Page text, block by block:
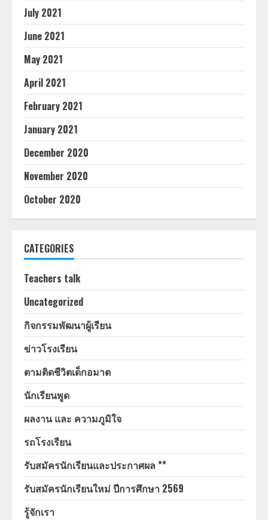
July 2021
June 2021
May 2021
April 2021
February 2021
January 2021
December 2020
November 2020
October 2020
CATEGORIES
Teachers talk
Uncategorized
กิจกรรมพัฒนาผู้เรียน
ข่าวโรงเรียน
ตามติดชีวิตเด็กอมาต
นักเรียนพูด
ผลงาน และ ความภูมิใจ
รถโรงเรียน
รับสมัครนักเรียนและประกาศผล **
รับสมัครนักเรียนใหม่ ปีการศึกษา 2569
รู้จักเรา